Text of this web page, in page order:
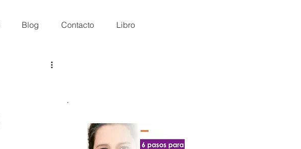
Blog Contacto Libro